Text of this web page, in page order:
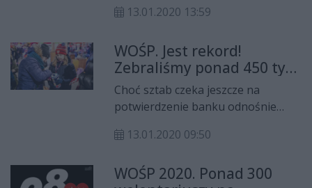
Organizatorem wydarzenia było
13.01.2020 13:59
WOŚP. Jest rekord!
Zebraliśmy ponad 450 tys.
zł [aktualizacja]
Choć sztab czeka jeszcze na
potwierdzenie banku odnośnie
28. finału WOŚP w Radomiu to już
zeszłoroczny rekord.
13.01.2020 09:50
WOŚP 2020. Ponad 300